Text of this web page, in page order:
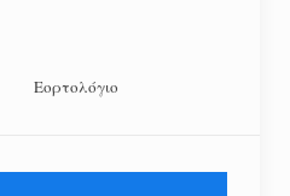
Εορτολόγιο